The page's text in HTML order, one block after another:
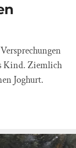
Kind. Ziemlich
Joghurt.